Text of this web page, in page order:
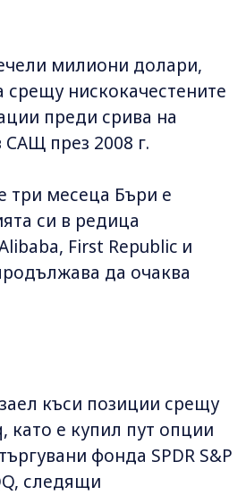
милиони долари,
срещу нискокачестените
преди срива на
през 2008 г.
три месеца Бъри е
си в редица
First Republic и
да очаква
къси позиции срещу
като е купил пут опции
фонда SPDR S&P
следящи